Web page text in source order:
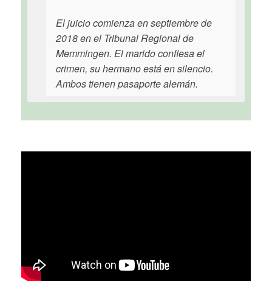
El juicio comienza en septiembre de
2018 en el Tribunal Regional de
Memmingen. El marido confiesa el
crimen, su hermano está en silencio.
Ambos tienen pasaporte alemán.